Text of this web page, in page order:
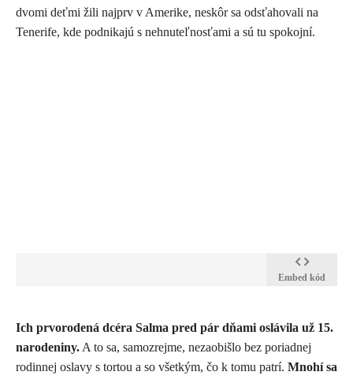
dvomi deťmi žili najprv v Amerike, neskôr sa odsťahovali na
Tenerife, kde podnikajú s nehnuteľnosťami a sú tu spokojní.
Embed kód
​Ich prvorodená dcéra Salma pred pár dňami oslávila už 15.
narodeniny. A to sa, samozrejme, nezaobišlo bez poriadnej
rodinnej oslavy s tortou a so všetkým, čo k tomu patrí. Mnohí sa